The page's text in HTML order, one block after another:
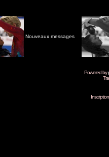
Nouveaux messages
Powered by